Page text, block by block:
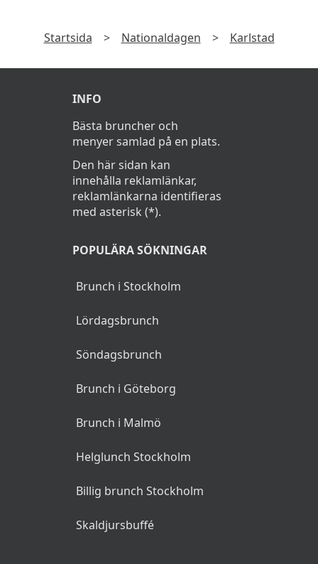
Startsida > Nationaldagen > Karlstad
INFO
Bästa bruncher och
menyer samlad på en plats.
Den här sidan kan
innehålla reklamlänkar,
reklamlänkarna identifieras
med asterisk (*).
POPULÄRA SÖKNINGAR
Brunch i Stockholm
Lördagsbrunch
Söndagsbrunch
Brunch i Göteborg
Brunch i Malmö
Helglunch Stockholm
Billig brunch Stockholm
Skaldjursbuffé